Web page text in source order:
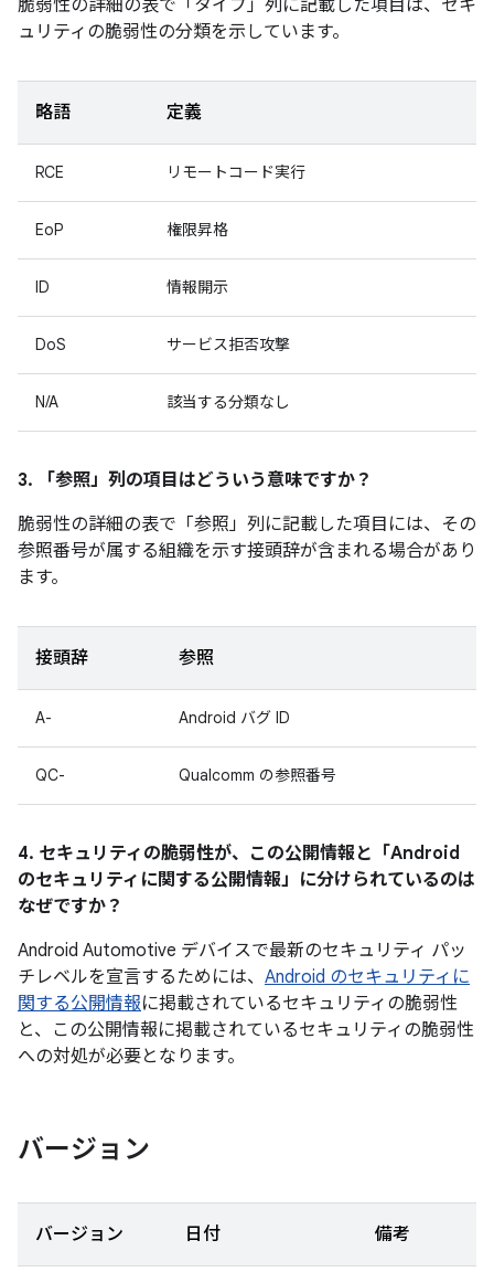
脆弱性の詳細の表で「タイプ」 列に記載した項目は、セキ
ュリティの脆弱性の分類を示しています。
略語 定義
RCE リモートコード実行
EoP 権限昇格
ID 情報開示
DoS サービス拒否攻撃
N/A 該当する分類なし
3. 「参照」 列の項目はどういう意味ですか？
脆弱性の詳細の表で「参照」 列に記載した項目には、その
参照番号が属する組織を示す接頭辞が含まれる場合があり
ます。
接頭辞 参照
A- Android バグ ID
QC- Qualcomm の参照番号
4. セキュリティの脆弱性が、この公開情報と「Android
のセキュリティに関する公開情報」に分けられているのは
なぜですか？
Android Automotive デバイスで最新のセキュリティ パッ
チレベルを宣言するためには、 Android のセキュリティに
関する公開情報に掲載されているセキュリティの脆弱性
と、この公開情報に掲載されているセキュリティの脆弱性
への対処が必要となります。
バージョン
バージョン 日付 備考